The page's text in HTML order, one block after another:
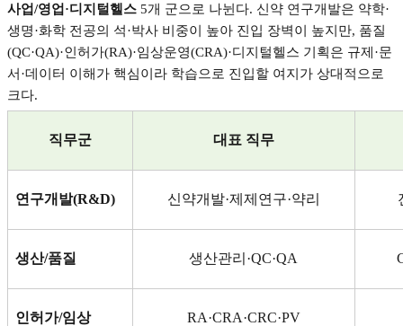
사업/영업 ·디지털헬스 5개 군으로 나뉜다. 신약 연구개발은 약학·
생명·화학 전공의 석·박사 비중이 높아 진입 장벽이 높지만, 품질
(QC·QA)·인허가(RA)·임상운영(CRA)·디지털헬스 기획은 규제 ·문
서 ·데이터 이해가 핵심이라 학습으로 진입할 여지가 상대적으로
크다.
직무군 대표 직무
연구개발(R&D) 신약개발·제제연구·약리
생산/품질 생산관리 ·QC·QA
인허가/임상 RA·CRA·CRC·PV